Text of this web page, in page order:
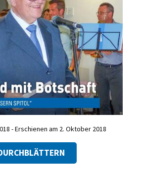
- Erschienen am 2. Oktober 2018